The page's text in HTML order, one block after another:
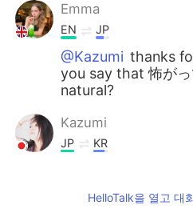
Emma
EN JP
@Kazumi thanks
you say that 怖が
natural?
Kazumi
JP KR
した😓 。
HelloTalk을 열고 대